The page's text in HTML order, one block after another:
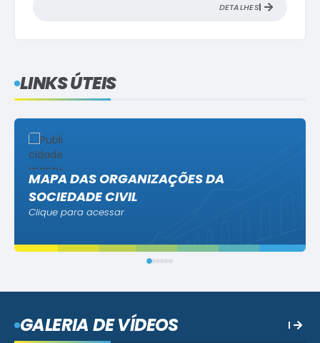
DETALHES
LINKS ÚTEIS
MAPA DAS ORGANIZAÇÕES DA
SOCIEDADE CIVIL
Clique para acessar
GALERIA DE VÍDEOS